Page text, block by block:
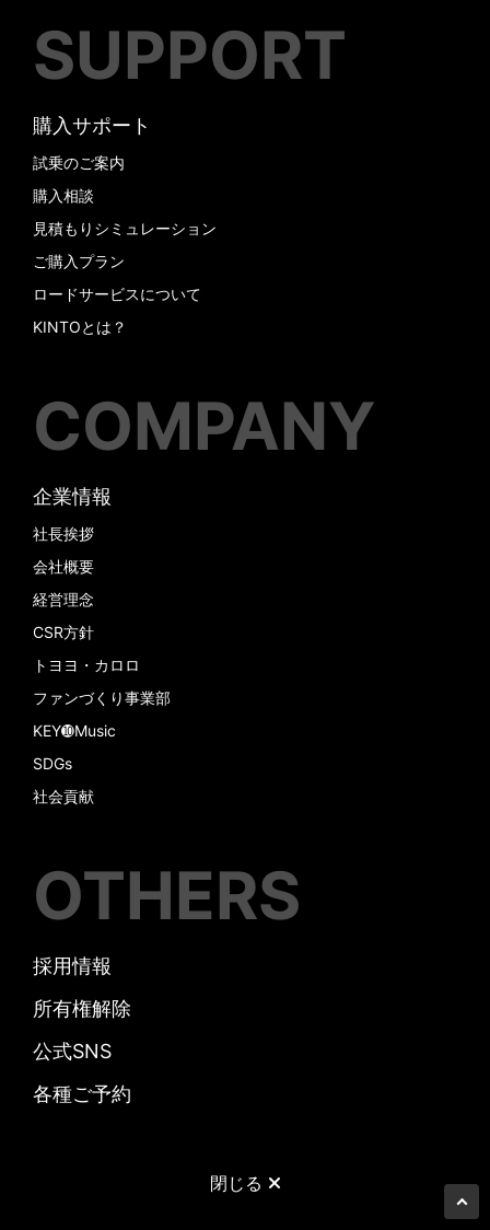
SUPPORT
購入サポート
試乗のご案内
購入相談
見積もりシミュレーション
ご購入プラン
ロードサービスについて
KINTOとは？
COMPANY
企業情報
社長挨拶
会社概要
経営理念
CSR方針
トヨヨ・カロロ
ファンづくり事業部
KEY➓Music
SDGs
社会貢献
OTHERS
採用情報
所有権解除
公式SNS
各種ご予約
閉じる